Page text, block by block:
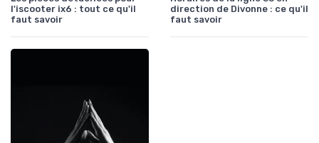
l'iscooter ix6 : tout ce qu'il
faut savoir
direction de Divonne : ce qu'il
faut savoir